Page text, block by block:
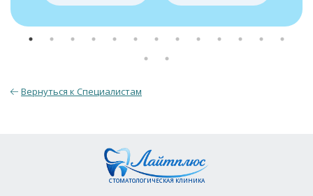
Вернуться к Специалистам
СТОМАТОЛОГИЧЕСКАЯ КЛИНИКА